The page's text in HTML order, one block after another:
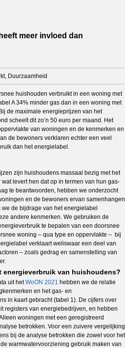
meer invloed dan
Duurzaamheid
huishouden verbruikt in een woning met
A 34% minder gas dan in een woning met
de maximale energieprijzen van het
scheelt dit zo’n 50 euro per maand. Het
van woningen en de kenmerken en
de bewoners verklaren echter een veel
dan het energielabel.
zijn huishoudens massaal bezig met het
levert hen dat op in termen van hun gas-
te beantwoorden, hebben we onderzocht
en de bewoners ervan samenhangen
de bijdrage van het energielabel
andere kenmerken. We gebruiken de
te bepalen van een doorsnee
woning – qua type en oppervlakte – bij
verklaart weliswaar een deel van
– zoals gedrag en samenstelling van
energieverbruik van huishoudens?
uit hetWoON 2021 hebben we de relatie
en het gas- en
in kaart gebracht (tabel 1). De cijfers over
registers van energiebedrijven, en hebben
woningen met een geregistreerd
betrokken. Voor een zuivere vergelijking
bij de analyse betrokken die zowel voor het
warmwatervoorziening gebruik maken van